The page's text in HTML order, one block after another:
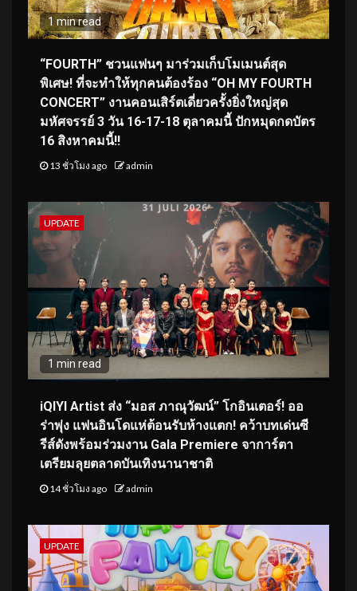
1 min read
“FOURTH” ชวนแฟนๆ มาร่วมเก็บโมเมนต์สุด
พิเศษ! ที่จะทำให้ทุกคนต้องร้อง “OH MY FOURTH
CONCERT” งานคอนเสิร์ตเดี่ยวครั้งยิ่งใหญ่สุด
มหัศจรรย์ 3 วัน 16-17-18 ตุลาคมนี้ ปักหมุดกดบัตร
16 สิงหาคมนี้!!
13 ชั่วโมง ago admin
UPDATE
1 min read
iQIYI Artist ส่ง “มอส ภาณุวัฒน์” โกอินเตอร์! ออ
ร่าพุ่ง แฟนอินโดแห่ต้อนรับห้างแตก! คว้าบทเด่นซี
รีส์ดังพร้อมร่วมงาน Gala Premiere จาการ์ตา
เตรียมลุยตลาดบันเทิงนานาชาติ
14 ชั่วโมง ago admin
UPDATE